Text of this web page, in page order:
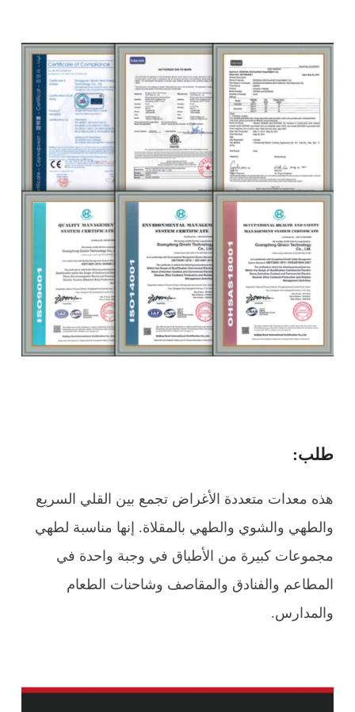
طلب:
هذه معدات متعددة الأغراض تجمع بين القلي السريع
والطهي والشوي والطهي بالمقلاة. إنها مناسبة لطهي
مجموعات كبيرة من الأطباق في وجبة واحدة في
المطاعم والفنادق والمقاصف وشاحنات الطعام
والمدارس.